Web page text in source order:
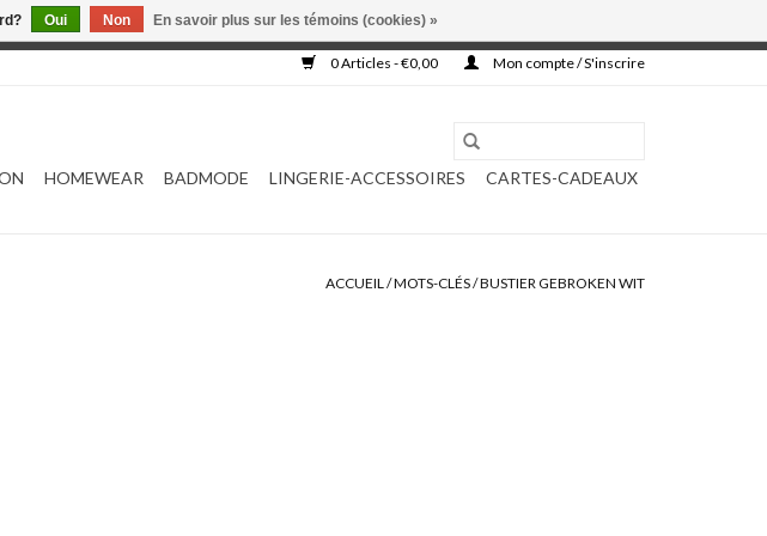
0 Articles - €0,00 Mon compte / S'inscrire
HOMEWEAR BADMODE LINGERIE-ACCESSOIRES CARTES-CADEAUX
ACCUEIL/MOTS-CLÉS/BUSTIER GEBROKEN WIT
Oui Non En savoir plus sur les témoins (cookies) »
passée ne sera ni traitée, ni complétée.